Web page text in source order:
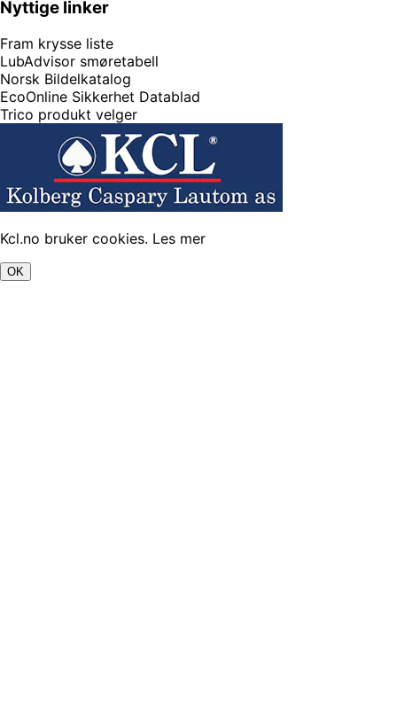
Nyttige linker
Fram krysse liste
LubAdvisor smøretabell
Norsk Bildelkatalog
EcoOnline Sikkerhet Datablad
Trico produkt velger
Kcl.no bruker cookies. Les mer
OK